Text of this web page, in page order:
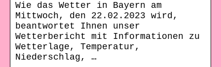
Wie das Wetter in Bayern am
Mittwoch, den 22.02.2023 wird,
beantwortet Ihnen unser
Wetterbericht mit Informationen zu
Wetterlage, Temperatur,
Niederschlag, …